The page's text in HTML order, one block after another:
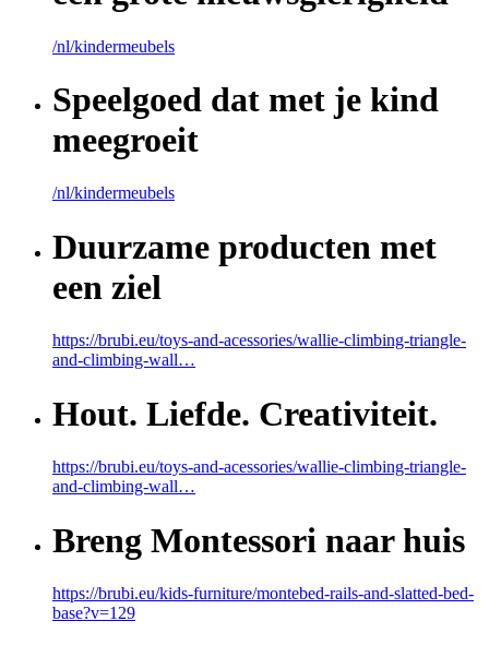
/nl/kindermeubels
Speelgoed dat met je kind
meegroeit
/nl/kindermeubels
Duurzame producten met
een ziel
https://brubi.eu/toys-and-acessories/wallie-climbing-triangle-
and-climbing-wall…
Hout. Liefde. Creativiteit.
https://brubi.eu/toys-and-acessories/wallie-climbing-triangle-
and-climbing-wall…
Breng Montessori naar huis
https://brubi.eu/kids-furniture/montebed-rails-and-slatted-bed-
base?v=129